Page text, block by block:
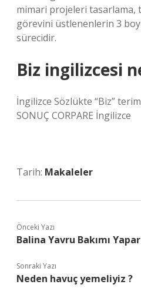
mimari projeleri tasarlama,
görevini üstlenenlerin 3
sürecidir.
Biz ingilizcesi
İngilizce Sözlükte “Biz”
SONUÇ CORPARE İngilizce
Tarih: Makaleler
Önceki Yazı
Balina Yavru Bakımı Yapar
Sonraki Yazı
Neden havuç yemeliyiz ?